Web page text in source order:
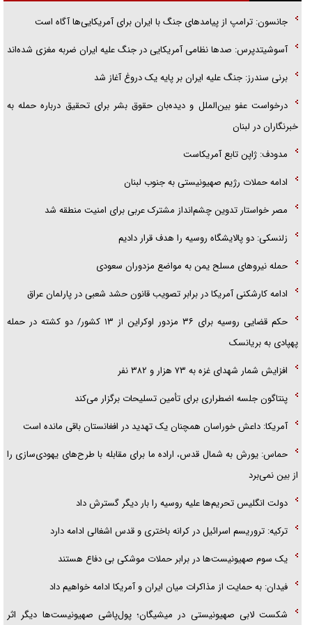
گزارش «جوان» از قوانین سخت‌گیرانه ۶ قاره در برابر یورش به پاسگاه‌های
جانسون: ترامپ از پیامد‌های جنگ با ایران برای آمریکایی‌ها آگاه است
آسوشیتدپرس: صد‌ها نظامی آمریکایی در جنگ علیه ایران ضربه مغزی شده‌اند
برنی سندرز: جنگ علیه ایران بر پایه یک دروغ آغاز شد
درخواست عفو بین‌الملل و دیده‌بان حقوق بشر برای تحقیق درباره حمله به
خبرنگاران در لبنان
مدودف: ژاپن تابع آمریکاست
ادامه حملات رژیم صهیونیستی به جنوب لبنان
مصر خواستار تدوین چشم‌انداز مشترک عربی برای امنیت منطقه شد
زلنسکی: دو پالایشگاه روسیه را هدف قرار دادیم
حمله نیرو‌های مسلح یمن به مواضع مزدوران سعودی
ادامه کارشکنی آمریکا در برابر تصویب قانون حشد شعبی در پارلمان عراق
حکم قضایی روسیه برای ۳۶ مزدور اوکراین از ۱۳ کشور/ دو کشته در حمله
پهپادی به بریانسک
افزایش شمار شهدای غزه به ۷۳ هزار و ۳۸۲ نفر
پنتاگون جلسه اضطراری برای تأمین تسلیحات برگزار می‌کند
آمریکا: داعش خوراسان همچنان یک تهدید در افغانستان باقی مانده است
حماس: یورش به شمال قدس، اراده ما برای مقابله با طرح‌های یهودی‌سازی را
از بین نمی‌برد
دولت انگلیس تحریم‌ها علیه روسیه را بار دیگر گسترش داد
ترکیه: تروریسم اسرائیل در کرانه باختری و قدس اشغالی ادامه دارد
یک سوم صهیونیست‌ها در برابر حملات موشکی بی دفاع هستند
فیدان: به حمایت از مذاکرات میان ایران و آمریکا ادامه خواهیم داد
شکست لابی صهیونیستی در میشیگان؛ پول‌پاشی صهیونیست‌ها دیگر اثر